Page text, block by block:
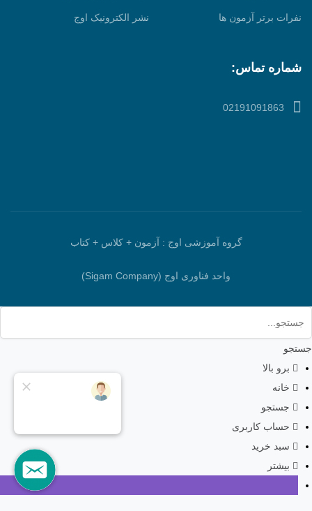
نفرات برتر آزمون ها نشر الکترونیک اوج
شماره تماس:
02191091863
گروه آموزشی اوج : آزمون + کلاس + کتاب
واحد فناوری اوج (Sigam Company)
جستجو
برو بالا
خانه
جستجو
حساب کاربری
سبد خرید
بیشتر